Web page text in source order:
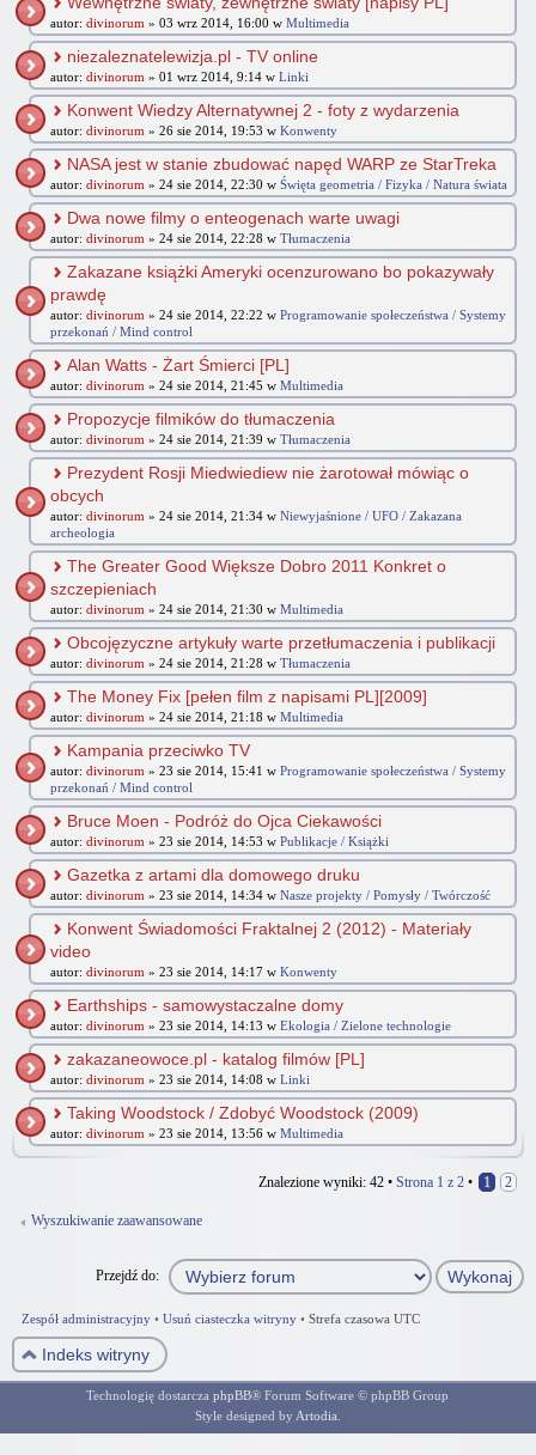
autor: divinorum » 03 wrz 2014, 16:00 w Multimedia
niezaleznatelewizja.pl - TV online
autor: divinorum » 01 wrz 2014, 9:14 w Linki
Konwent Wiedzy Alternatywnej 2 - foty z wydarzenia
autor: divinorum » 26 sie 2014, 19:53 w Konwenty
NASA jest w stanie zbudować napęd WARP ze StarTreka
autor: divinorum » 24 sie 2014, 22:30 w Święta geometria / Fizyka / Natura świata
Dwa nowe filmy o enteogenach warte uwagi
autor: divinorum » 24 sie 2014, 22:28 w Tłumaczenia
Zakazane książki Ameryki ocenzurowano bo pokazywały
prawdę
autor: divinorum » 24 sie 2014, 22:22 w Programowanie społeczeństwa / Systemy
przekonań / Mind control
Alan Watts - Żart Śmierci [PL]
autor: divinorum » 24 sie 2014, 21:45 w Multimedia
Propozycje filmików do tłumaczenia
autor: divinorum » 24 sie 2014, 21:39 w Tłumaczenia
Prezydent Rosji Miedwiediew nie żarotował mówiąc o
obcych
autor: divinorum » 24 sie 2014, 21:34 w Niewyjaśnione / UFO / Zakazana
archeologia
The Greater Good Większe Dobro 2011 Konkret o
szczepieniach
autor: divinorum » 24 sie 2014, 21:30 w Multimedia
Obcojęzyczne artykuły warte przetłumaczenia i publikacji
autor: divinorum » 24 sie 2014, 21:28 w Tłumaczenia
The Money Fix [pełen film z napisami PL][2009]
autor: divinorum » 24 sie 2014, 21:18 w Multimedia
Kampania przeciwko TV
autor: divinorum » 23 sie 2014, 15:41 w Programowanie społeczeństwa / Systemy
przekonań / Mind control
Bruce Moen - Podróż do Ojca Ciekawości
autor: divinorum » 23 sie 2014, 14:53 w Publikacje / Książki
Gazetka z artami dla domowego druku
autor: divinorum » 23 sie 2014, 14:34 w Nasze projekty / Pomysły / Twórczość
Konwent Świadomości Fraktalnej 2 (2012) - Materiały
video
autor: divinorum » 23 sie 2014, 14:17 w Konwenty
Earthships - samowystaczalne domy
autor: divinorum » 23 sie 2014, 14:13 w Ekologia / Zielone technologie
zakazaneowoce.pl - katalog filmów [PL]
autor: divinorum » 23 sie 2014, 14:08 w Linki
Taking Woodstock / Zdobyć Woodstock (2009)
autor: divinorum » 23 sie 2014, 13:56 w Multimedia
Znalezione wyniki: 42 • Strona 1 z 2 • 1 2
Wyszukiwanie zaawansowane
Przejdź do:
Zespół administracyjny • Usuń ciasteczka witryny • Strefa czasowa UTC
Indeks witryny
Technologię dostarczaphpBB® Forum Software © phpBB Group
Style designed by Artodia